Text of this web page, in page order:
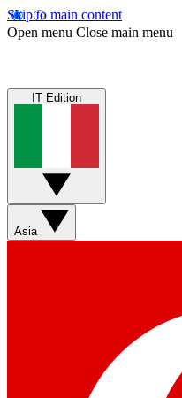
Skip to main content
Open menu Close main menu
IT Edition
Asia